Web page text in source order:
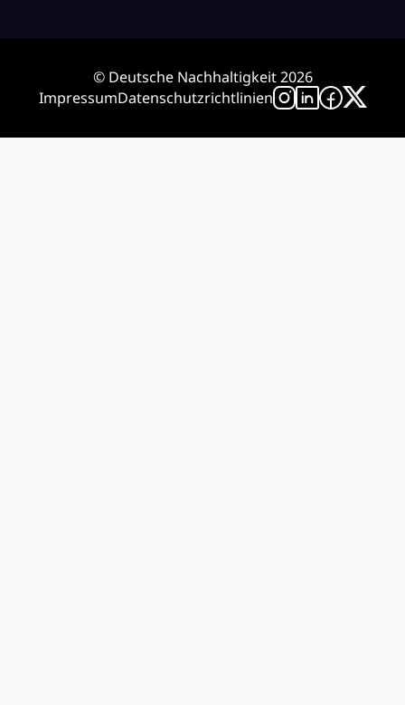
© Deutsche Nachhaltigkeit 2026
ImpressumDatenschutzrichtlinien